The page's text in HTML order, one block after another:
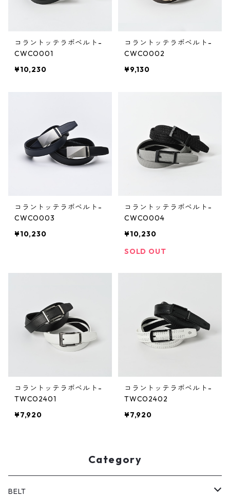
コラントッテラボベルト-
CWCO001
¥10,230
コラントッテラボベルト-
CWCO002
¥9,130
コラントッテラボベルト-
CWCO003
¥10,230
コラントッテラボベルト-
CWCO004
¥10,230
SOLD OUT
コラントッテラボベルト-
TWCO2401
¥7,920
コラントッテラボベルト-
TWCO2402
¥7,920
Category
BELT